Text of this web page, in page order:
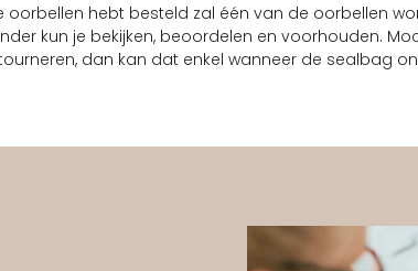
oorbellen hebt besteld zal één van de oorbellen
kun je bekijken, beoordelen en voorhouden.
dan kan dat enkel wanneer de sealbag